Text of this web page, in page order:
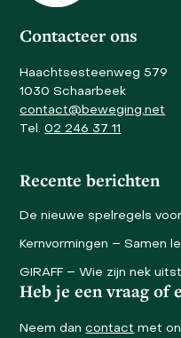
slide
Contacteer ons
Haachtsesteenweg 579
1030 Schaarbeek
contact@beweging.net
Tel.02 246 37 11
Recente berichten
De nieuwe spelregels voor
Kernvormingen – Samen
GIRAFF – Wie zijn nek
Heb je een vraag of
Neem dancontact met